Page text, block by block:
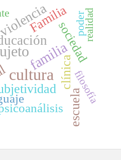
cultura
familia
clínica
escuela
Familia
sociedad
poder
filosofía
realidad